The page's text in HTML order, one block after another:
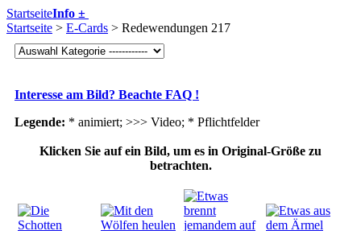
StartseiteInfo ±
Startseite > E-Cards > Redewendungen 217
Interesse am Bild? Beachte FAQ !
Legende: * animiert; >>> Video; * Pflichtfelder
Klicken Sie auf ein Bild, um es in Original-Größe zu
betrachten.